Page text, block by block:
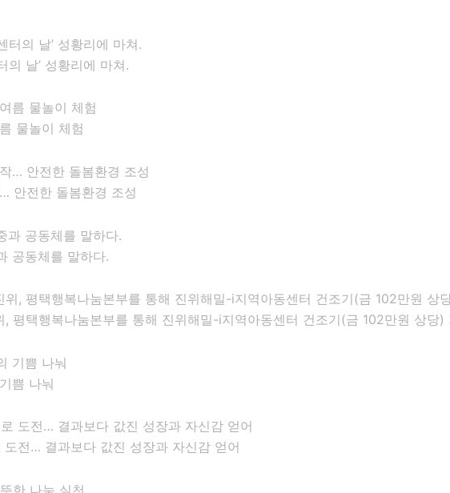
의 날’ 성황리에 마쳐.
물놀이 체험
안전한 돌봄환경 조성
공동체를 말하다.
평택행복나눔본부를 통해 진위해밀-i지역아동센터 건조기(금 102만원 상당)
쁨 나눠
도전… 결과보다 값진 성장과 자신감 얻어